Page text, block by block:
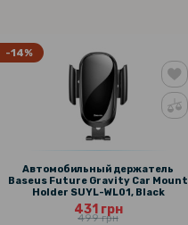
-14%
Автомобильный держатель
Baseus Future Gravity Car Mount
Holder SUYL-WL01, Black
431 грн
499 грн